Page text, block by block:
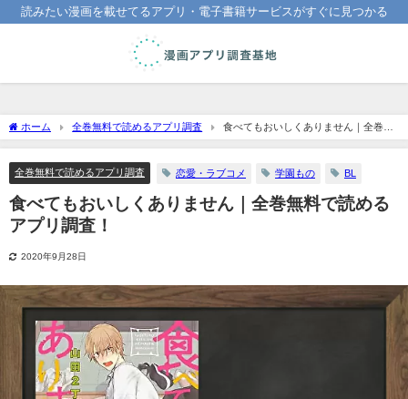
読みたい漫画を載せてるアプリ・電子書籍サービスがすぐに見つかる
ホーム 全巻無料で読めるアプリ調査
食べてもおいしくありません｜全巻無
料で読めるアプリ調査！
全巻無料で読めるアプリ調査 恋愛・ラブコメ 学園もの BL
食べてもおいしくありません｜全巻無料で読める
アプリ調査！
2020年9月28日